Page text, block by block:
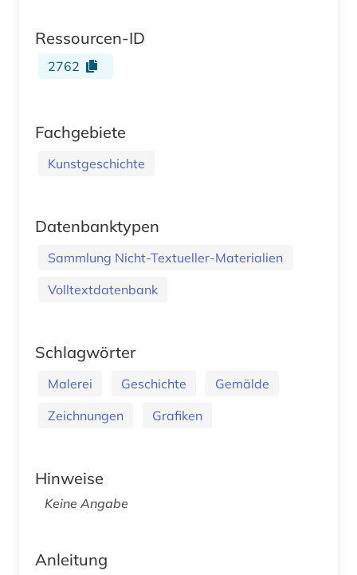
Ressourcen-ID
2762
Fachgebiete
Kunstgeschichte
Datenbanktypen
Sammlung Nicht-Textueller-Materialien
Volltextdatenbank
Schlagwörter
Malerei Geschichte
Gemälde
Zeichnungen
Grafiken
Hinweise
Keine Angabe
Anleitung